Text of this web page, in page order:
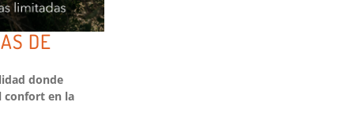
DE
donde
confort en la